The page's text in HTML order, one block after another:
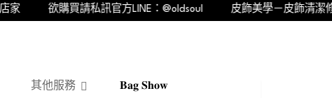
欲購買請私訊官方LINE：@oldsoul 皮飾美學－皮飾清潔修繕
其他服務 𝐁𝐚𝐠 𝐒𝐡𝐨𝐰